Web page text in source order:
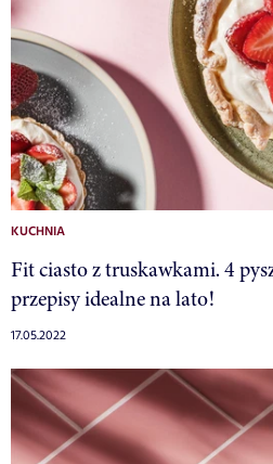
KUCHNIA
Fit ciasto z truskawkami. 4
przepisy idealne na lato!
17.05.2022